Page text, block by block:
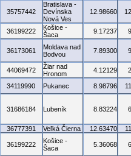
35757442
Bratislava -
Devínska
Nová Ves
12.98660
36199222
Košice -
Šaca
9.17237
36173061
Moldava nad
Bodvou
7.89300
44069472
Žiar nad
Hronom
4.12129
34119990 Pukanec 8.98796
31686184 Lubeník 8.83224
36777391 Veľká Čierna 12.63470
36199222
Košice -
Šaca
5.36068